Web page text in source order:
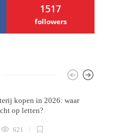
1517
followers
. Join us right
kopen in 2026: waar
op letten?
621